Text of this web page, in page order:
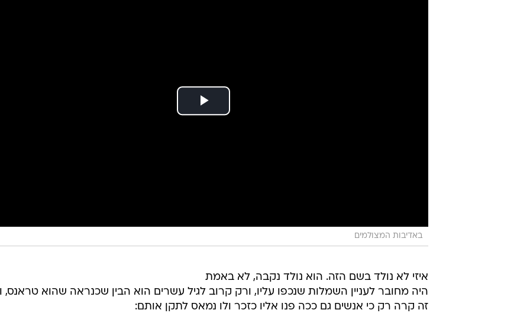
באדיבות המצולמים
איזי לא נולד בשם הזה. הוא נולד נקבה, לא באמת
היה מחובר לעניין השמלות שנכפו עליו, ורק קרוב לגיל עשרים הוא הבין שכנראה שהוא טראנס,
זה קרה רק כי אנשים גם ככה פנו אליו כזכר ולו נמאס לתקן אותם: